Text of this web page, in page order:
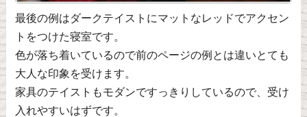
最後の例はダークテイストにマットなレッドでアクセン
トをつけた寝室です。
色が落ち着いているので前のページの例とは違いとても
大人な印象を受けます。
家具のテイストもモダンですっきりしているので、受け
入れやすいはずです。